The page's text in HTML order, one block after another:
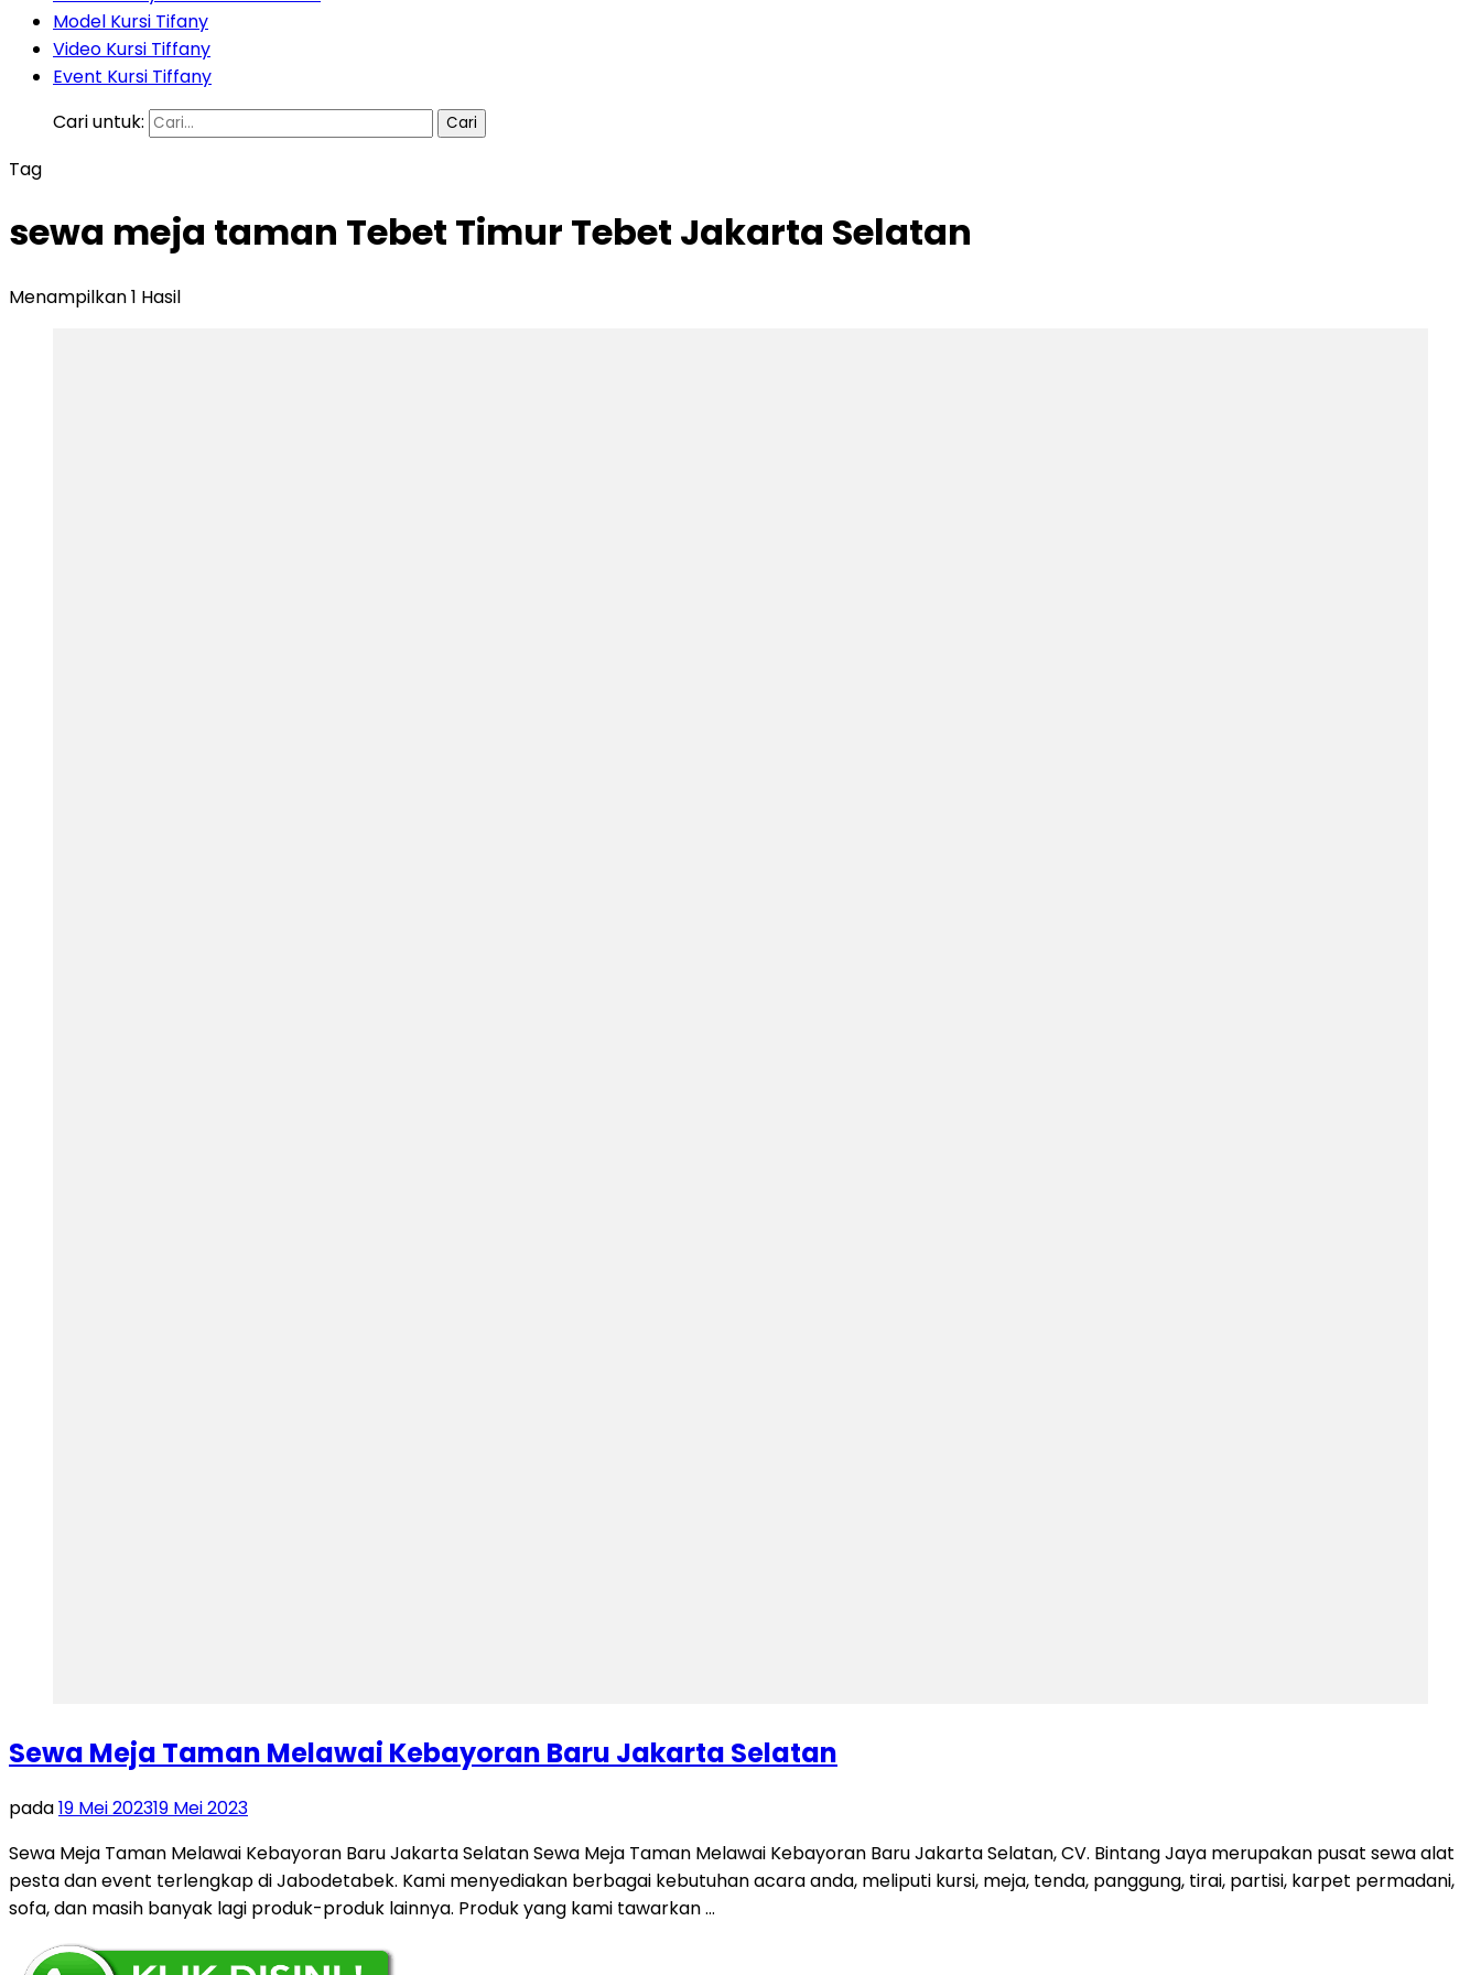
Model Kursi Tifany
Video Kursi Tiffany
Event Kursi Tiffany
Cari untuk:
Tag
sewa meja taman Tebet Timur Tebet Jakarta Selatan
Menampilkan 1 Hasil
Sewa Meja Taman Melawai Kebayoran Baru Jakarta Selatan
pada19 Mei 202319 Mei 2023
Sewa Meja Taman Melawai Kebayoran Baru Jakarta Selatan Sewa Meja Taman Melawai Kebayoran Baru Jakarta Selatan, CV. Bintang Jaya merupakan pusat sewa alat
pesta dan event terlengkap di Jabodetabek. Kami menyediakan berbagai kebutuhan acara anda, meliputi kursi, meja, tenda, panggung, tirai, partisi, karpet permadani,
sofa, dan masih banyak lagi produk-produk lainnya. Produk yang kami tawarkan …